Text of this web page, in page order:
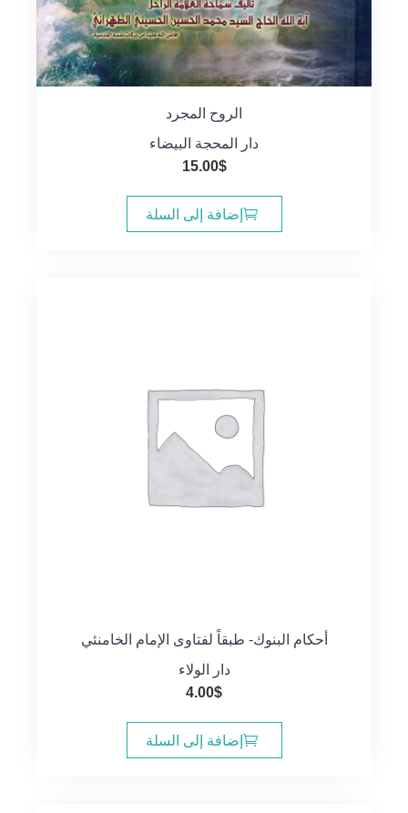
الروح المجرد
دار المحجة البيضاء
15.00$
إضافة إلى السلة
أحكام البنوك- طبقاً لفتاوى الإمام الخامنئي
دار الولاء
4.00$
إضافة إلى السلة